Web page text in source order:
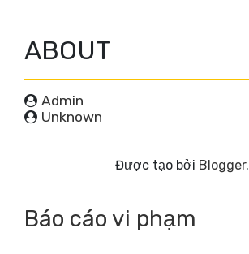
ABOUT
Admin
Unknown
Được tạo bởi Blogger.
Báo cáo vi phạm